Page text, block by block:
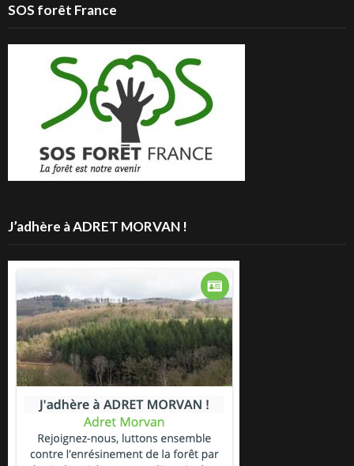
SOS forêt France
J’adhère à ADRET MORVAN !